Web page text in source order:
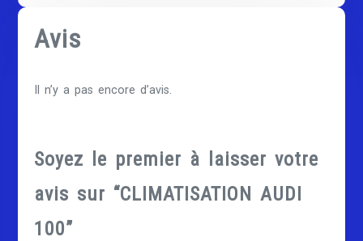
Avis
Il n’y a pas encore d’avis.
Soyez le premier à laisser votre
avis sur “CLIMATISATION AUDI
100”